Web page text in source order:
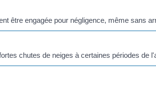
être engagée pour négligence, même sans
chutes de neiges à certaines périodes de